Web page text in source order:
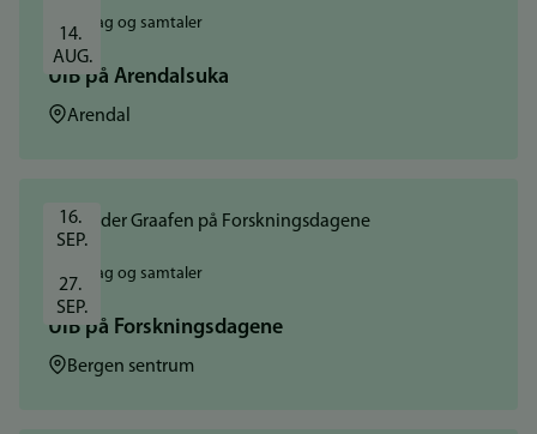
14.
AUG.
Foredrag og samtaler
UiB på Arendalsuka
Sted:Arendal
16.
SEP.
27.
SEP.
Foredrag og samtaler
UiB på Forskningsdagene
Sted:Bergen sentrum